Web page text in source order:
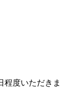
程度いただきま